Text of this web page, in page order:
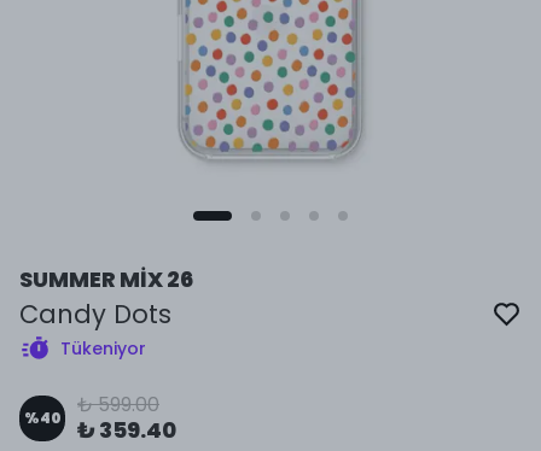
SUMMER MİX 26
Candy Dots
Tükeniyor
%40 ₺ 599.00
₺ 359.40